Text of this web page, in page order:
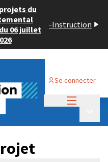
du
06 juillet
-Instruction
Se connecter